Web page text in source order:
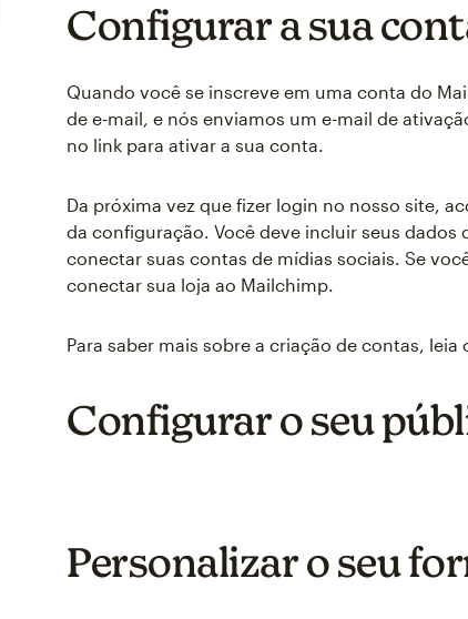
Configurar a sua
Quando você se inscreve em uma conta do
de e-mail, e nós enviamos um e-mail de
no link para ativar a sua conta.
Da próxima vez que fizer login no nosso site,
da configuração. Você deve incluir seus
conectar suas contas de mídias sociais. Se
conectar sua loja ao Mailchimp.
Para saber mais sobre a criação de contas,
Configurar o seu
Personalizar o seu